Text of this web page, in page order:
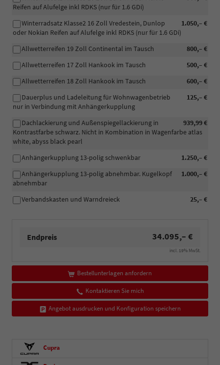
Reifen auf Alufelge inkl RDKS (nur für 1.6 GDi)
1.050,– €
Winterradsatz Klasse2 16 Zoll Vredestein, Dunlop
oder Nokian Reifen auf Alufelge inkl RDKS (nur für 1.6 GDi)
800,– €
Allwetterreifen 19 Zoll Continental im Tausch
500,– €
Allwetterreifen 17 Zoll Hankook im Tausch
600,– €
Allwetterreifen 18 Zoll Hankook im Tausch
125,– €
Dauerplus und Ladeleitung für Wohnwagenbetrieb
nur in Verbindung mit Anhängerkupplung
939,99 €
Dachlackierung und Außenspiegellackierung in
Kontrastfarbe schwarz. Nicht in Kombination in Wagenfarbe atlas
white, abyss black pearl
1.250,– €
Anhängerkupplung 13-polig schwenkbar
1.000,– €
Anhängerkupplung 13-polig abnehmbar. Kugelkopf
abnehmbar
25,– €
Verbandskasten und Warndreieck
Endpreis 34.095,– €
incl. 19% MwSt.
Bestellunterlagen anfordern
Kontaktieren Sie mich
Angebot ausdrucken und Konfiguration speichern
Cupra